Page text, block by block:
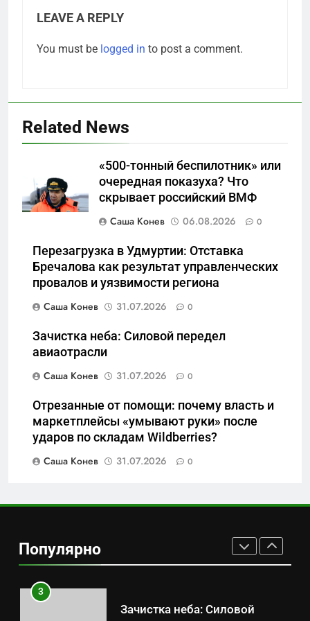
LEAVE A REPLY
You must be logged in to post a comment.
Related News
«500-тонный беспилотник» или
очередная показуха? Что
скрывает российский ВМФ
Саша Конев
06.08.2026 0
Перезагрузка в Удмуртии: Отставка
Бречалова как результат управленческих
провалов и уязвимости региона
Саша Конев
31.07.2026 0
Зачистка неба: Силовой передел
авиаотрасли
Саша Конев
31.07.2026 0
Отрезанные от помощи: почему власть и
маркетплейсы «умывают руки» после
ударов по складам Wildberries?
Саша Конев
31.07.2026 0
Популярно
5
6
покровительство»: как
социальный координатор
фонда «защитники
отечества» превратила
обогащения
САНКТ-ПЕТЕРБУРГ И ОБЛАСТЬ
Операция «Обнуление»: Что
на самом деле стоит за
попыткой уничтожения
Telegram в России
САНКТ-ПЕТЕРБУРГ И ОБЛАСТЬ
Позор Балтийского флота:
САНКТ-ПЕТЕРБУРГ И ОБЛАСТЬ
1
«500-тонный беспилотник»
или очередная показуха? Что
скрывает российский ВМФ
САНКТ-ПЕТЕРБУРГ И ОБЛАСТЬ
Отставка Бречалова как
результат управленческих
провалов и уязвимости
САНКТ-ПЕТЕРБУРГ И ОБЛАСТЬ
3
Зачистка неба: Силовой